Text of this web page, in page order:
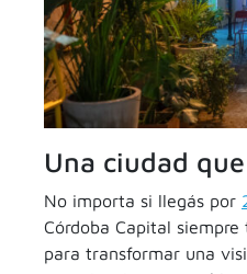
Una ciudad
No importa si llegás por
Córdoba Capital
para transformar una